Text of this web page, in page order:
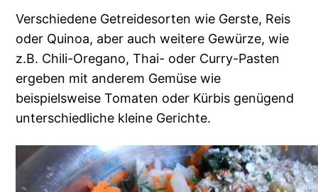
Verschiedene Getreidesorten wie Gerste, Reis
oder Quinoa, aber auch weitere Gewürze, wie
z.B. Chili-Oregano, Thai- oder Curry-Pasten
ergeben mit anderem Gemüse wie
beispielsweise Tomaten oder Kürbis genügend
unterschiedliche kleine Gerichte.